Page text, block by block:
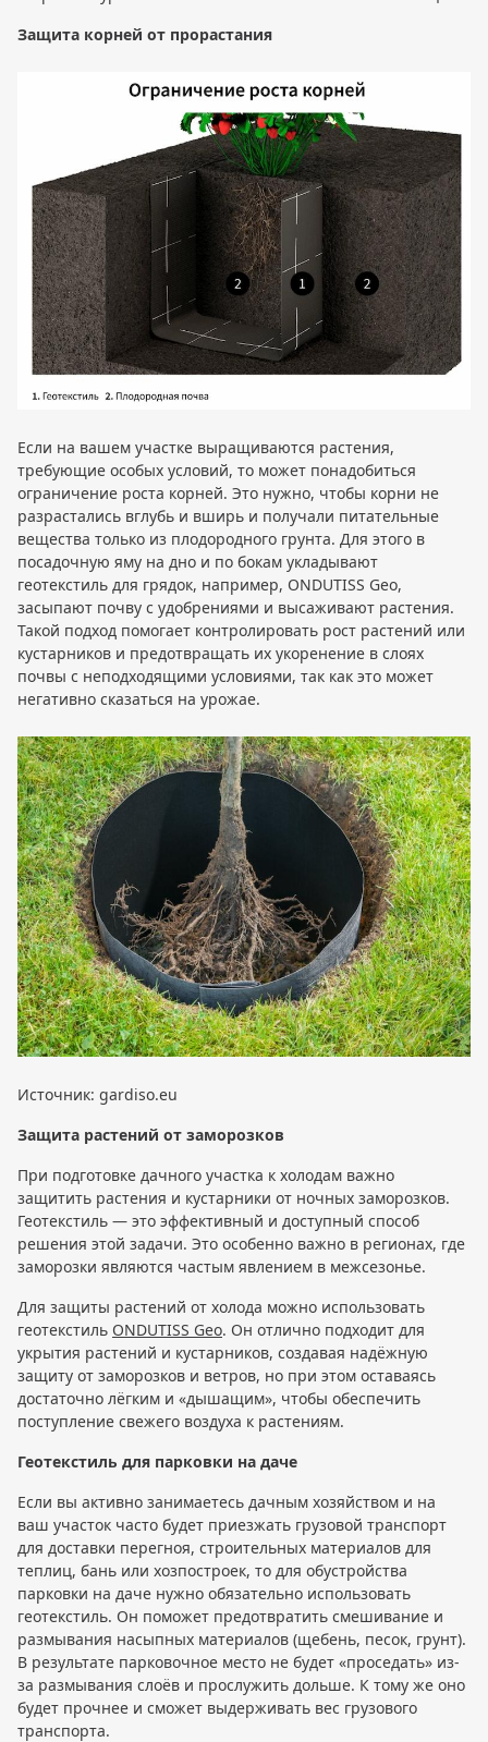
Защита корней от прорастания
Если на вашем участке выращиваются растения,
требующие особых условий, то может понадобиться
ограничение роста корней. Это нужно, чтобы корни не
разрастались вглубь и вширь и получали питательные
вещества только из плодородного грунта. Для этого в
посадочную яму на дно и по бокам укладывают
геотекстиль для грядок, например, ONDUTISS Geo,
засыпают почву с удобрениями и высаживают растения.
Такой подход помогает контролировать рост растений или
кустарников и предотвращать их укоренение в слоях
почвы с неподходящими условиями, так как это может
негативно сказаться на урожае.
Источник: gardiso.eu
Защита растений от заморозков
При подготовке дачного участка к холодам важно
защитить растения и кустарники от ночных заморозков.
Геотекстиль — это эффективный и доступный способ
решения этой задачи. Это особенно важно в регионах, где
заморозки являются частым явлением в межсезонье.
Для защиты растений от холода можно использовать
геотекстиль ONDUTISS Geo. Он отлично подходит для
укрытия растений и кустарников, создавая надёжную
защиту от заморозков и ветров, но при этом оставаясь
достаточно лёгким и «дышащим», чтобы обеспечить
поступление свежего воздуха к растениям.
Геотекстиль для парковки на даче
Если вы активно занимаетесь дачным хозяйством и на
ваш участок часто будет приезжать грузовой транспорт
для доставки перегноя, строительных материалов для
теплиц, бань или хозпостроек, то для обустройства
парковки на даче нужно обязательно использовать
геотекстиль. Он поможет предотвратить смешивание и
размывания насыпных материалов (щебень, песок, грунт).
В результате парковочное место не будет «проседать» из-
за размывания слоёв и прослужить дольше. К тому же оно
будет прочнее и сможет выдерживать вес грузового
транспорта.